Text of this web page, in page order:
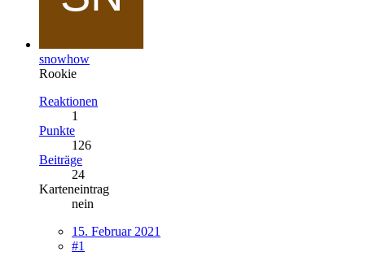
snowhow
Rookie
Reaktionen
1
Punkte
126
Beiträge
24
Karteneintrag
nein
15. Februar 2021
#1